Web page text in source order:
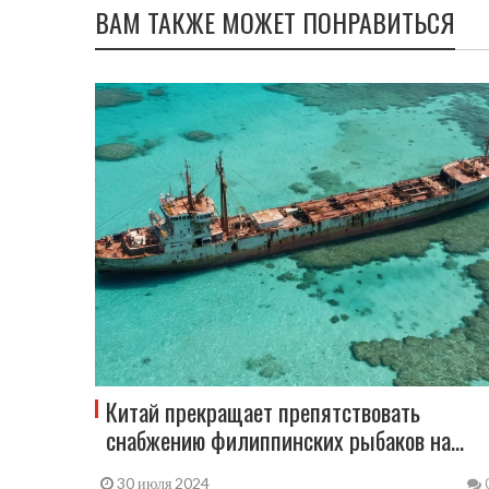
ВАМ ТАКЖЕ МОЖЕТ ПОНРАВИТЬСЯ
Китай прекращает препятствовать
снабжению филиппинских рыбаков на
Сьерра-Мадре
30 июля 2024